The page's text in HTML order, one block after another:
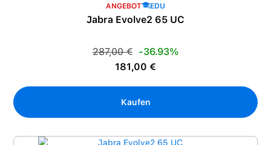
ANGEBOT EDU
Jabra Evolve2 65 UC
Verkaufspreis:
Regulärer Preis:
287,00 € -36.93%
181,00 €
Kaufen